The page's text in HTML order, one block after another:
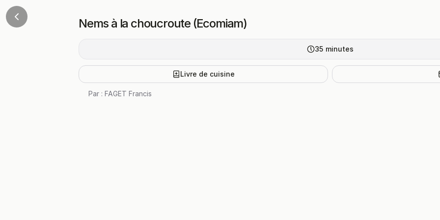
Nems à la choucroute (Ecomiam)
35 minutes
Livre de cuisine
Par : FAGET Francis